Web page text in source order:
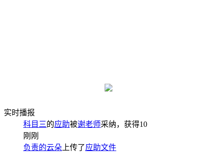
实时播报
科目三的应助被谢老师采纳，获得10
刚刚
负责的云朵 上传了应助文件